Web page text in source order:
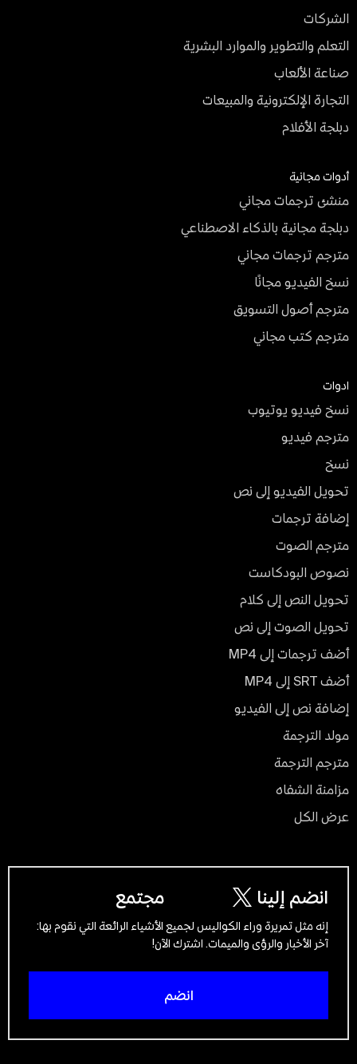
الشركات
التعلم والتطوير والموارد البشرية
صناعة الألعاب
التجارة الإلكترونية والمبيعات
دبلجة الأفلام
أدوات مجانية
منشئ ترجمات مجاني
دبلجة مجانية بالذكاء الاصطناعي
مترجم ترجمات مجاني
نسخ الفيديو مجانًا
مترجم أصول التسويق
مترجم كتب مجاني
ادوات
نسخ فيديو يوتيوب
مترجم فيديو
نسخ
تحويل الفيديو إلى نص
إضافة ترجمات
مترجم الصوت
نصوص البودكاست
تحويل النص إلى كلام
تحويل الصوت إلى نص
أضف ترجمات إلى MP4
أضف SRT إلى MP4
إضافة نص إلى الفيديو
مولد الترجمة
مترجم الترجمة
مزامنة الشفاه
عرض الكل
انضم إلينا مجتمع
إنه مثل تمريرة وراء الكواليس لجميع الأشياء الرائعة التي نقوم بها:
آخر الأخبار والرؤى والميمات. اشترك الآن!
انضم